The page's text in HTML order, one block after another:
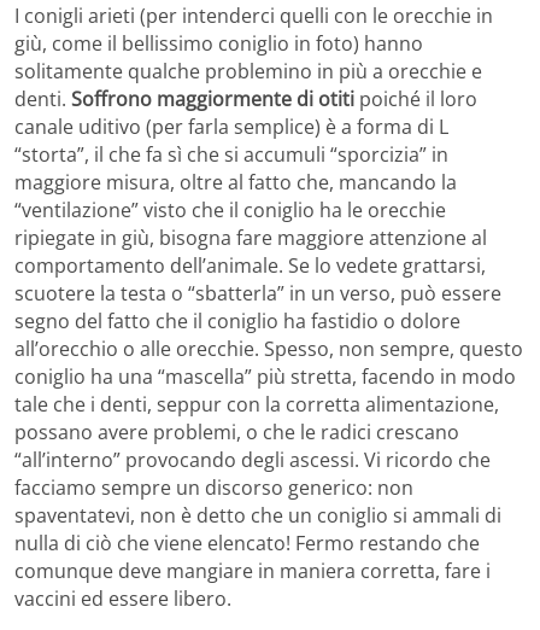
I conigli arieti (per intenderci quelli con le orecchie in
giù, come il bellissimo coniglio in foto) hanno
solitamente qualche problemino in più a orecchie e
denti. Soffrono maggiormente di otiti poiché il loro
canale uditivo (per farla semplice) è a forma di L
“storta”, il che fa sì che si accumuli “sporcizia” in
maggiore misura, oltre al fatto che, mancando la
“ventilazione” visto che il coniglio ha le orecchie
ripiegate in giù, bisogna fare maggiore attenzione al
comportamento dell’animale. Se lo vedete grattarsi,
scuotere la testa o “sbatterla” in un verso, può essere
segno del fatto che il coniglio ha fastidio o dolore
all’orecchio o alle orecchie. Spesso, non sempre, questo
coniglio ha una “mascella” più stretta, facendo in modo
tale che i denti, seppur con la corretta alimentazione,
possano avere problemi, o che le radici crescano
“all’interno” provocando degli ascessi. Vi ricordo che
facciamo sempre un discorso generico: non
spaventatevi, non è detto che un coniglio si ammali di
nulla di ciò che viene elencato! Fermo restando che
comunque deve mangiare in maniera corretta, fare i
vaccini ed essere libero.